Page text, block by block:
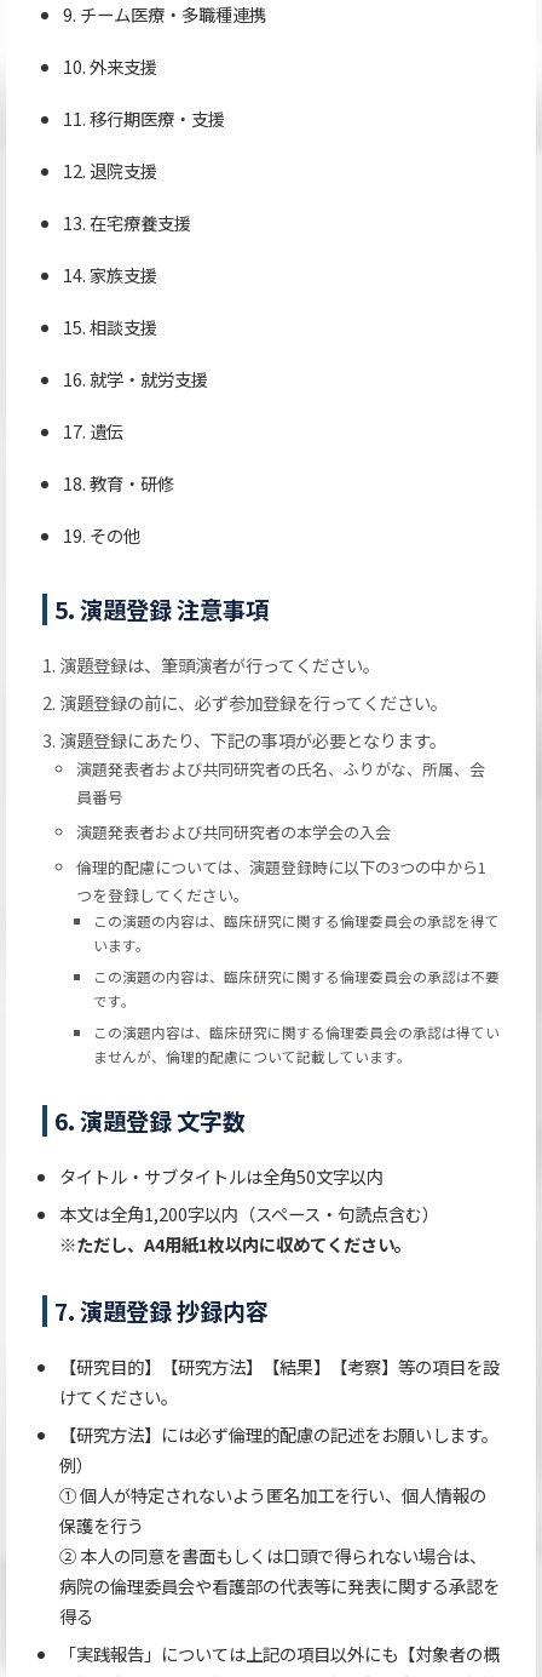
9. チーム医療・多職種連携
10. 外来支援
11. 移行期医療・支援
12. 退院支援
13. 在宅療養支援
14. 家族支援
15. 相談支援
16. 就学・就労支援
17. 遺伝
18. 教育・研修
19. その他
5. 演題登録 注意事項
演題登録は、筆頭演者が行ってください。
演題登録の前に、必ず参加登録を行ってください。
演題登録にあたり、下記の事項が必要となります。
演題発表者および共同研究者の氏名、ふりがな、所属、会
員番号
演題発表者および共同研究者の本学会の入会
倫理的配慮については、演題登録時に以下の3つの中から1
つを登録してください。
この演題の内容は、臨床研究に関する倫理委員会の承認を得て
います。
この演題の内容は、臨床研究に関する倫理委員会の承認は不要
です。
この演題内容は、臨床研究に関する倫理委員会の承認は得てい
ませんが、倫理的配慮について記載しています。
6. 演題登録 文字数
タイトル・サブタイトルは全角50文字以内
本文は全角1,200字以内（スペース・句読点含む）
※ただし、A4用紙1枚以内に収めてください。
7. 演題登録 抄録内容
【研究目的】【研究方法】【結果】【考察】等の項目を設
けてください。
【研究方法】には必ず倫理的配慮の記述をお願いします。
例）
① 個人が特定されないよう匿名加工を行い、個人情報の
保護を行う
② 本人の同意を書面もしくは口頭で得られない場合は、
病院の倫理委員会や看護部の代表等に発表に関する承認を
得る
「実践報告」については上記の項目以外にも【対象者の概